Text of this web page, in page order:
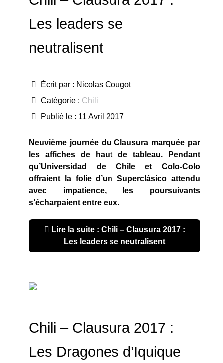
Les leaders se
neutralisent
Écrit par : Nicolas Cougot
Catégorie : Chili
Publié le : 11 Avril 2017
Neuvième journée du Clausura marquée par
les affiches de haut de tableau. Pendant
qu’Universidad de Chile et Colo-Colo
offraient la folie d’un Superclásico attendu
avec impatience, les poursuivants
s’écharpaient entre eux.
Lire la suite : Chili – Clausura 2017 :
Les leaders se neutralisent
Chili – Clausura 2017 :
Les Dragones d’Iquique